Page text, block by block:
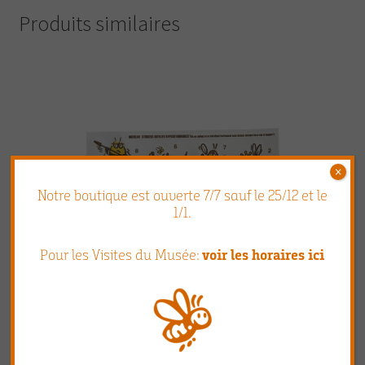
Produits similaires
Stickers Abeilles Repositionnables (format A5)
Notre boutique est ouverte 7/7 sauf le 25/12 et le
1/1.
Pour les Visites du Musée:voir les horaires ici
×